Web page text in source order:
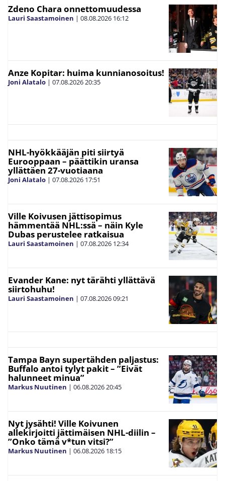
Zdeno Chara onnettomuudessa
Lauri Saastamoinen | 08.08.2026 16:12
Anze Kopitar: huima kunnianosoitus!
Joni Alatalo | 07.08.202620:35
NHL-hyökkääjän piti siirtyä
Eurooppaan – päättikin uransa
yllättäen 27-vuotiaana
Joni Alatalo | 07.08.2026 17:51
Ville Koivusen jättisopimus
hämmentää NHL:ssä – näin Kyle
Dubas perustelee ratkaisua
Lauri Saastamoinen | 07.08.2026 12:34
Evander Kane: nyt tärähti yllättävä
siirtohuhu!
Lauri Saastamoinen | 07.08.202609:21
Tampa Bayn supertähden paljastus:
Buffalo antoi tylyt pakit – ”Eivät
halunneet minua”
Markus Nuutinen | 06.08.202620:45
Nyt jysähti! Ville Koivunen
allekirjoitti jättimäisen NHL-diilin –
”Onko tämä v*tun vitsi?”
Markus Nuutinen | 06.08.2026 18:15